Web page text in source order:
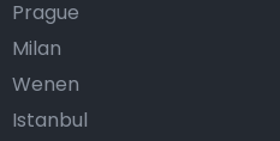
Prague
Milan
Wenen
Istanbul